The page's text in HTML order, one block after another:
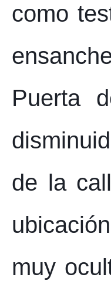
como
Puerta
de la
muy